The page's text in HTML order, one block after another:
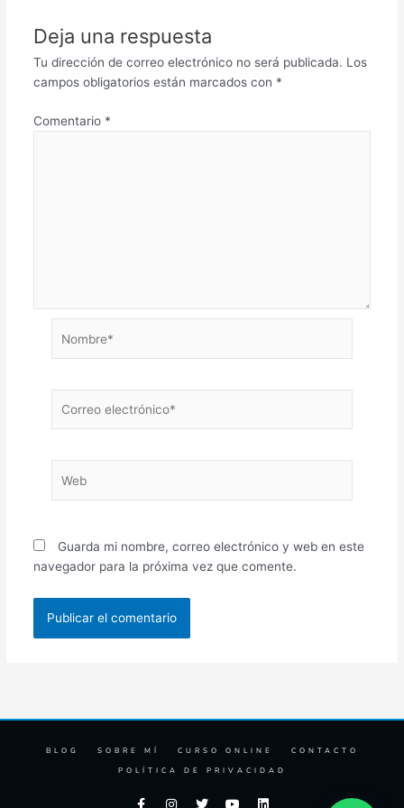
Deja una respuesta
Tu dirección de correo electrónico no será publicada. Los
campos obligatorios están marcados con *
Comentario *
electrónico*
Guarda mi nombre, correo electrónico y web en este
navegador para la próxima vez que comente.
BLOG SOBRE MÍ CURSO ONLINE
CONTACTO
POLÍTICA DE PRIVACIDAD
F
I
T
Y
L